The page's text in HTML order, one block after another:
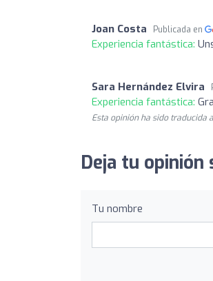
Joan Costa Publicada en
Experiencia fantástica:
Sara Hernández Elvira
Experiencia fantástica:
Esta opinión ha sido traducida
Deja tu opinión
Tu nombre